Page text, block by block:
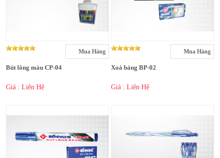
Mua Hàng
Bút lông màu CP-04
Giá : Liên Hệ
Mua Hàng
Xoá bảng BP-02
Giá : Liên Hệ